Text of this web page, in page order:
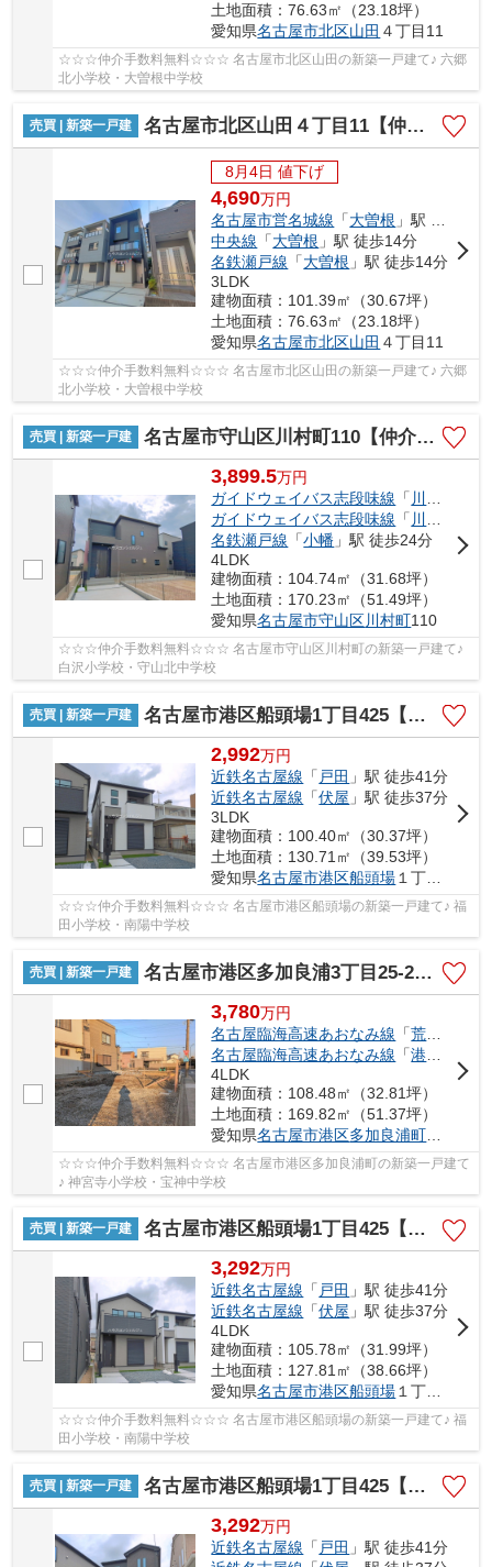
土地面積：76.63㎡（23.18坪）
愛知県名古屋市北区山田 ４丁目11
☆☆☆仲介手数料無料☆☆☆ 名古屋市北区山田の新築一戸建て♪ 六郷
北小学校・大曽根中学校
売買 | 新築一戸建 名古屋市北区山田４丁目11【仲介手数料無料】新築一戸建て 3号棟
8月4日 値下げ
4,690万円
名古屋市営名城線 「大曽根 」駅 徒歩14分
中央線 「大曽根 」駅 徒歩14分
名鉄瀬戸線 「大曽根 」駅 徒歩14分
3LDK
建物面積：101.39㎡（30.67坪）
土地面積：76.63㎡（23.18坪）
愛知県名古屋市北区山田 ４丁目11
☆☆☆仲介手数料無料☆☆☆ 名古屋市北区山田の新築一戸建て♪ 六郷
北小学校・大曽根中学校
売買 | 新築一戸建 名古屋市守山区川村町110【仲介手数料無料】新築一戸建て 2号棟
3,899.5万円
ガイドウェイバス志段味線 「 川村
ガイドウェイバス志段味線 「 川宮
名鉄瀬戸線 「小幡 」駅 徒歩24分
4LDK
建物面積：104.74㎡（31.68坪）
土地面積：170.23㎡（51.49坪）
愛知県名古屋市守山区川村町110
☆☆☆仲介手数料無料☆☆☆ 名古屋市守山区川村町の新築一戸建て♪
白沢小学校・守山北中学校
売買 | 新築一戸建 名古屋市港区船頭場1丁目425【仲介手数料無料】新築一戸建て 3号棟
2,992万円
近鉄名古屋線 「 戸田 」駅 徒歩41分
近鉄名古屋線 「伏屋 」駅 徒歩37分
3LDK
建物面積：100.40㎡（30.37坪）
土地面積：130.71㎡（39.53坪）
愛知県名古屋市港区船頭場 １丁目425
☆☆☆仲介手数料無料☆☆☆ 名古屋市港区船頭場の新築一戸建て♪ 福
田小学校・南陽中学校
売買 | 新築一戸建 名古屋市港区多加良浦3丁目25-2【仲介手数料無料】新築一戸建て 1号棟
3,780万円
名古屋臨海高速あおなみ線 「荒子川公園
名古屋臨海高速あおなみ線 「港北
4LDK
建物面積：108.48㎡（32.81坪）
土地面積：169.82㎡（51.37坪）
愛知県名古屋市港区多加良浦町
☆☆☆仲介手数料無料☆☆☆ 名古屋市港区多加良浦町の新築一戸建て
♪ 神宮寺小学校・宝神中学校
売買 | 新築一戸建 名古屋市港区船頭場1丁目425【仲介手数料無料】新築一戸建て 2号棟
3,292万円
近鉄名古屋線 「 戸田 」駅 徒歩41分
近鉄名古屋線 「伏屋 」駅 徒歩37分
4LDK
建物面積：105.78㎡（31.99坪）
土地面積：127.81㎡（38.66坪）
愛知県名古屋市港区船頭場１丁目425
☆☆☆仲介手数料無料☆☆☆ 名古屋市港区船頭場の新築一戸建て♪ 福
田小学校・南陽中学校
売買 | 新築一戸建 名古屋市港区船頭場1丁目425【仲介手数料無料】新築一戸建て 1号棟
3,292万円
近鉄名古屋線 「 戸田 」駅 徒歩41分